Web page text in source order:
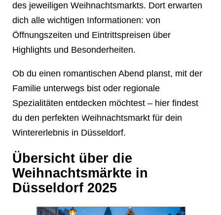
des jeweiligen Weihnachtsmarkts. Dort erwarten
dich alle wichtigen Informationen: von
Öffnungszeiten und Eintrittspreisen über
Highlights und Besonderheiten.
Ob du einen romantischen Abend planst, mit der
Familie unterwegs bist oder regionale
Spezialitäten entdecken möchtest – hier findest
du den perfekten Weihnachtsmarkt für dein
Wintererlebnis in Düsseldorf.
Übersicht über die
Weihnachtsmärkte in
Düsseldorf 2025